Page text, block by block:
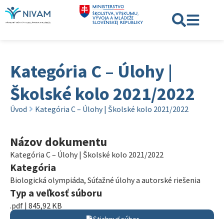
Kategória C – Úlohy |
Školské kolo 2021/2022
Úvod Kategória C – Úlohy | Školské kolo 2021/2022
Názov dokumentu
Kategória C – Úlohy | Školské kolo 2021/2022
Kategória
Biologická olympiáda, Súťažné úlohy a autorské riešenia
Typ a veľkosť súboru
.pdf | 845,92 KB